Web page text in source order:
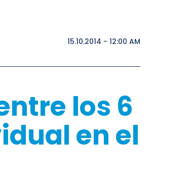
15.10.2014 - 12:00 AM
los 6
en el